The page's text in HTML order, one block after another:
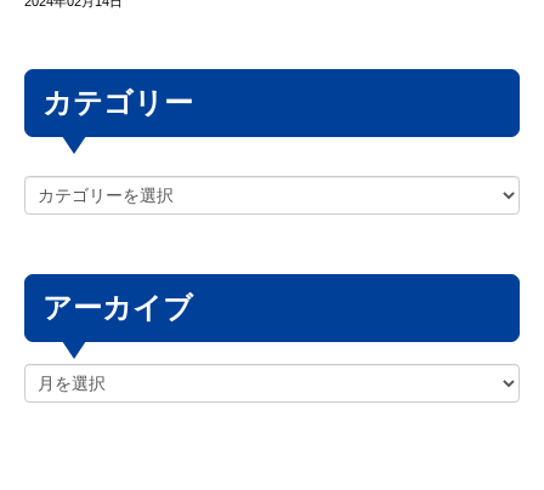
カテゴリー
アーカイブ